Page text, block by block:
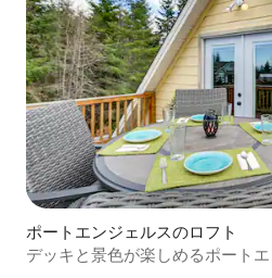
ポートエンジェルスのロフト
デッキと景色が楽しめるポート